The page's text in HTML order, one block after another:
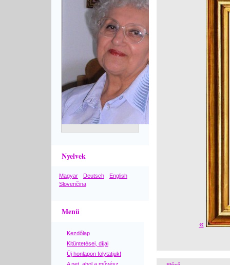
Nyelvek
Magyar Deutsch
English
Slovenčina
Menü
Kezdőlap
Kitüntetései, díjai
Új honlapon folytatjuk!
«